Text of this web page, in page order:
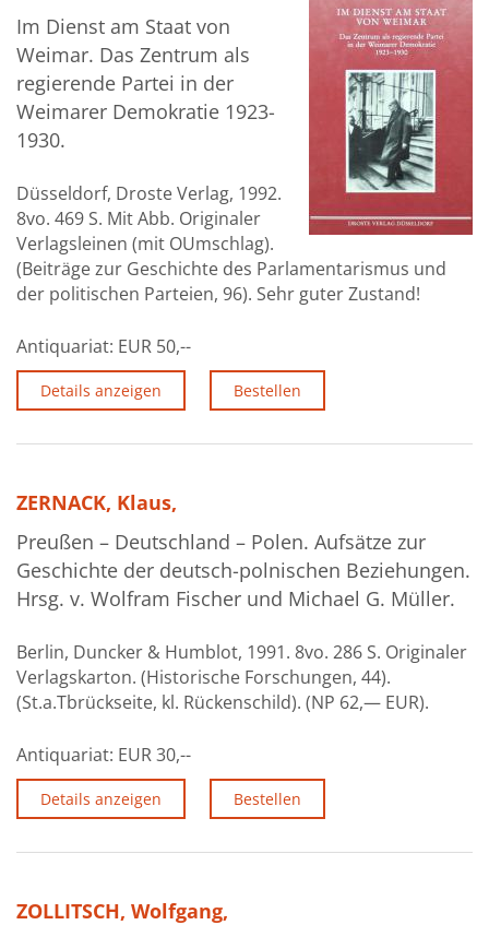
Im Dienst am Staat von
Weimar. Das Zentrum als
regierende Partei in der
Weimarer Demokratie 1923-
1930.
Düsseldorf, Droste Verlag, 1992.
8vo. 469 S. Mit Abb. Originaler
Verlagsleinen (mit OUmschlag).
(Beiträge zur Geschichte des Parlamentarismus und
der politischen Parteien, 96). Sehr guter Zustand!
Antiquariat: EUR 50,--
Details anzeigen Bestellen
ZERNACK, Klaus,
Preußen – Deutschland – Polen. Aufsätze zur
Geschichte der deutsch-polnischen Beziehungen.
Hrsg. v. Wolfram Fischer und Michael G. Müller.
Berlin, Duncker & Humblot, 1991. 8vo. 286 S. Originaler
Verlagskarton. (Historische Forschungen, 44).
(St.a.Tbrückseite, kl. Rückenschild). (NP 62,— EUR).
Antiquariat: EUR 30,--
Details anzeigen Bestellen
ZOLLITSCH, Wolfgang,